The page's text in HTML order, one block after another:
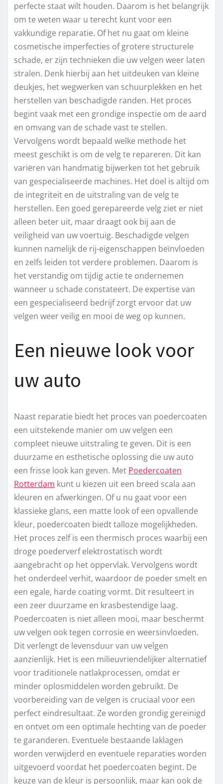
perfecte staat wilt houden. Daarom is het belangrijk
om te weten waar u terecht kunt voor een
vakkundige reparatie. Of het nu gaat om kleine
cosmetische imperfecties of grotere structurele
schade, er zijn technieken die uw velgen weer laten
stralen. Denk hierbij aan het uitdeuken van kleine
deukjes, het wegwerken van schuurplekken en het
herstellen van beschadigde randen. Het proces
begint vaak met een grondige inspectie om de aard
en omvang van de schade vast te stellen.
Vervolgens wordt bepaald welke methode het
meest geschikt is om de velg te repareren. Dit kan
variëren van handmatig bijwerken tot het gebruik
van gespecialiseerde machines. Het doel is altijd om
de integriteit en de uitstraling van de velg te
herstellen. Een goed gerepareerde velg ziet er niet
alleen beter uit, maar draagt ook bij aan de
veiligheid van uw voertuig. Beschadigde velgen
kunnen namelijk de rij-eigenschappen beïnvloeden
en zelfs leiden tot verdere problemen. Daarom is
het verstandig om tijdig actie te ondernemen
wanneer u schade constateert. De expertise van
een gespecialiseerd bedrijf zorgt ervoor dat uw
velgen weer veilig en mooi de weg op kunnen.
Een nieuwe look voor
uw auto
Naast reparatie biedt het proces van poedercoaten
een uitstekende manier om uw velgen een
compleet nieuwe uitstraling te geven. Dit is een
duurzame en esthetische oplossing die uw auto
een frisse look kan geven. Met Poedercoaten
Rotterdam kunt u kiezen uit een breed scala aan
kleuren en afwerkingen. Of u nu gaat voor een
klassieke glans, een matte look of een opvallende
kleur, poedercoaten biedt talloze mogelijkheden.
Het proces zelf is een thermisch proces waarbij een
droge poederverf elektrostatisch wordt
aangebracht op het oppervlak. Vervolgens wordt
het onderdeel verhit, waardoor de poeder smelt en
een egale, harde coating vormt. Dit resulteert in
een zeer duurzame en krasbestendige laag.
Poedercoaten is niet alleen mooi, maar beschermt
uw velgen ook tegen corrosie en weersinvloeden.
Dit verlengt de levensduur van uw velgen
aanzienlijk. Het is een milieuvriendelijker alternatief
voor traditionele natlakprocessen, omdat er
minder oplosmiddelen worden gebruikt. De
voorbereiding van de velgen is cruciaal voor een
perfect eindresultaat. Ze worden grondig gereinigd
en ontvet om een optimale hechting van de poeder
te garanderen. Eventuele bestaande laklagen
worden verwijderd en eventuele reparaties worden
uitgevoerd voordat het poedercoaten begint. De
keuze van de kleur is persoonlijk, maar kan ook de